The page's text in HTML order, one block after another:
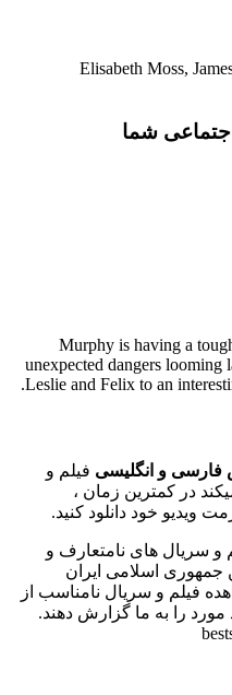
شما
Murphy is having a
unexpected dangers looming
Leslie and Felix to an
فارسی و انگلیسی فیلم و
در کمترین زمان ،
ویدیو خود دانلود کنید.
سریال های نامتعارف و
جمهوری اسلامی ایران
فیلم و سریال نامناسب از
را به ما گزارش دهند.